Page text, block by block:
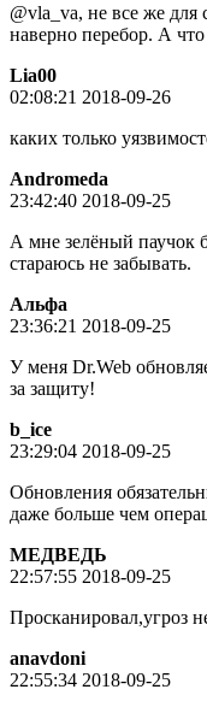
@vla_va, не все же для
наверно перебор. А
Lia00
02:08:21 2018-09-26
каких только
Andromeda
23:42:40 2018-09-25
А мне зелёный паучок
стараюсь не забывать.
Альфа
23:36:21 2018-09-25
У меня Dr.Web
за защиту!
b_ice
23:29:04 2018-09-25
Обновления
даже больше чем
МЕДВЕДЬ
22:57:55 2018-09-25
Просканировал,угроз
anavdoni
22:55:34 2018-09-25